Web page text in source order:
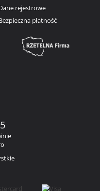
rejestrowe
płatność